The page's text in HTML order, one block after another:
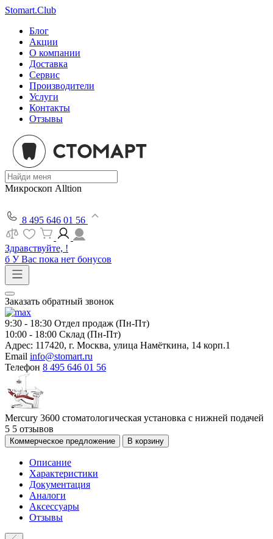
Stomart.Club
Блог
Акции
О компании
Доставка
Сервис
Производители
Услуги
Контакты
Отзывы
Микроскоп Alltion
8 495 646 01 56
Здравствуйте, !
б У Вас пока нет бонусов
Заказать обратный звонок
9:30 - 18:30 Отдел продаж (Пн-Пт)
10:00 - 18:00 Склад (Пн-Пт)
Адрес: 117420, г. Москва, улица Намёткина, 14 корп.1
Email info@stomart.ru
Телефон 8 495 646 01 56
Mercury 3600 стоматологическая установка с нижней подачей
5 5 отзывов
Коммерческое предложение В корзину
Описание
Характеристики
Документация
Аналоги
Аксессуары
Отзывы